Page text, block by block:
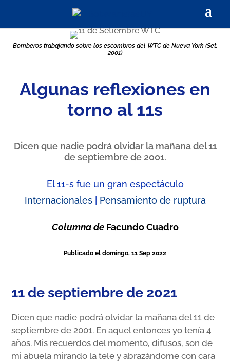
Bomberos trabajando sobre los escombros del WTC de Nueva York (Set.
2001)
Algunas reflexiones en
torno al 11s
Dicen que nadie podrá olvidar la mañana del 11
de septiembre de 2001.
El 11-s fue un gran espectáculo
Internacionales| Pensamiento de ruptura
Columna de Facundo Cuadro
Publicado el domingo, 11 Sep 2022
11 de septiembre de 2021
Dicen que nadie podrá olvidar la mañana del 11 de
septiembre de 2001. En aquel entonces yo tenía 4
años. Mis recuerdos del momento, difusos, son de
mi abuela mirando la tele y abrazándome con cara